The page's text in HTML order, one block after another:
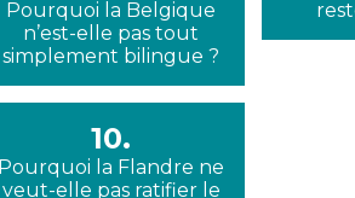
Pourquoi la Belgique
n’est-elle pas tout
simplement bilingue ?
10.
Pourquoi la Flandre ne
veut-elle pas ratifier le